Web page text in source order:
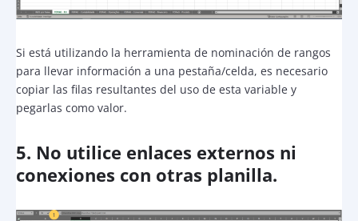
Si está utilizando la herramienta de nominación de rangos
para llevar información a una pestaña/celda, es necesario
copiar las filas resultantes del uso de esta variable y
pegarlas como valor.
5. No utilice enlaces externos ni
conexiones con otras planilla.